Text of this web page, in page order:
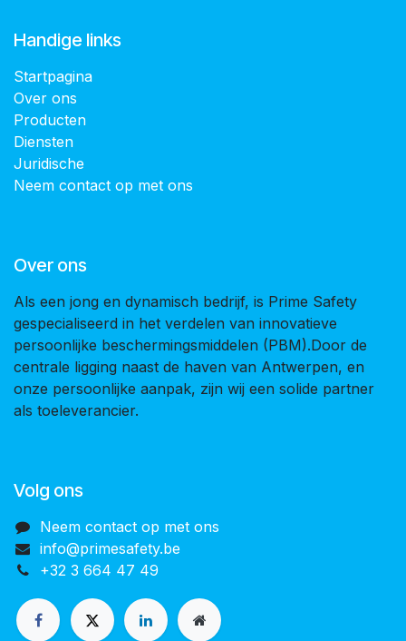
Handige links
Startpagina
Over ons
Producten
Diensten
Juridische
Neem contact op met ons
Over ons
Als een jong en dynamisch bedrijf, is Prime Safety
gespecialiseerd in het verdelen van innovatieve
persoonlijke beschermingsmiddelen (PBM).Door de
centrale ligging naast de haven van Antwerpen, en
onze persoonlijke aanpak, zijn wij een solide partner
als toeleverancier.
Volg ons
Neem contact op met ons
info@primesafety.be
+32 3 664 47 49